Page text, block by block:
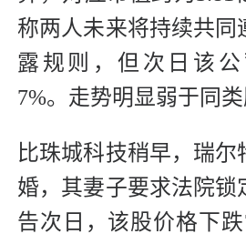
称两人未来将持续共同
露规则，但次日该
7%。走势明显弱于同类
比珠城科技稍早，瑞尔
婚，其妻子要求法院锁
告次日，该股价格下跌